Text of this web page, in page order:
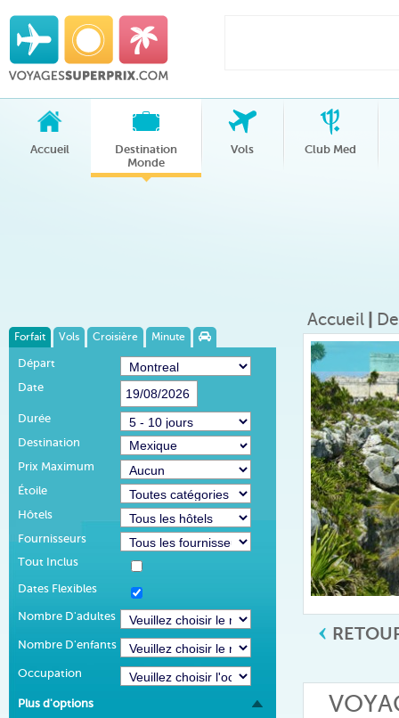
Accueil
Destination
Monde
Vols Club Med
Forfait Vols Croisière Minute
Départ
Date
Durée
Destination
Prix Maximum
Étoile
Hôtels
Fournisseurs
Tout Inclus
Dates Flexibles
Nombre D'adultes
Nombre D'enfants
Occupation
Plus d'options
Accueil